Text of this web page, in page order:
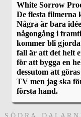
White Sorrow
De flesta filmerna
Några är bara
någongång i
kommer bli
fall är att det helt
för att bygga en
dessutom att
TV men jag ska
första hand.